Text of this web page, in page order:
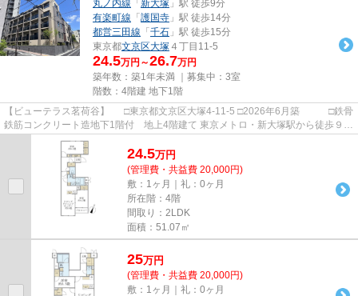
丸ノ内線 「 新大塚 」駅 徒歩9分
有楽町線 「 護国寺 」駅 徒歩14分
都営三田線 「 千石 」駅 徒歩15分
東京都文京区大塚 ４丁目11-5
24.5万円～26.7万円
築年数：築1年未満 ｜募集中： 3室
階数：4階建 地下1階
【ビューテラス茗荷谷】 □東京都文京区大塚4-11-5 □2026年6月築 □鉄骨
鉄筋コンクリート造地下1階付 地上4階建て 東京メトロ・新大塚駅から徒歩９分
の立地に建つ賃貸マンシ...
24.5万円
(管理費・共益費 20,000円)
敷：1ヶ月｜礼：0ヶ月
所在階：4階
間取り：2LDK
面積：51.07㎡
25万円
(管理費・共益費 20,000円)
敷：1ヶ月｜礼：0ヶ月